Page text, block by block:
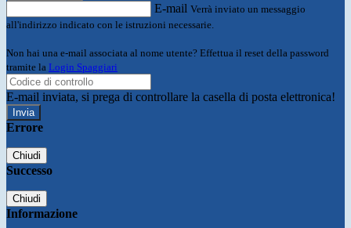
E-mail Verrà inviato un messaggio
all'indirizzo indicato con le istruzioni necessarie.
Non hai una e-mail associata al nome utente? Effettua il reset della password
tramite la Login Spaggiari
E-mail inviata, si prega di controllare la casella di posta elettronica!
Errore
Chiudi
Successo
Chiudi
Informazione